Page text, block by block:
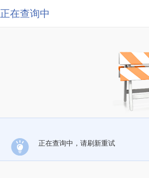
正在查询中
正在查询中，请刷新重试